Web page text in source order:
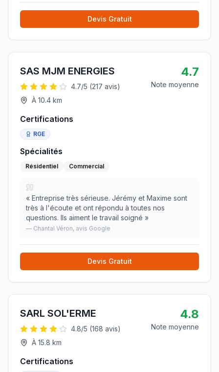
Devis Gratuit
SAS MJM ENERGIES
4.7/5 (217 avis)
À 10.4 km
4.7
Note moyenne
Certifications
RGE
Spécialités
Résidentiel Commercial
« Entreprise très sérieuse. Jérémy et Maxime sont
très à l'écoute et ont répondu à toutes nos
questions. Ils aiment le travail soigné »
— Chantal Véron, avis Google
Devis Gratuit
SARL SOL'ERME
4.8/5 (168 avis)
À 15.8 km
4.8
Note moyenne
Certifications